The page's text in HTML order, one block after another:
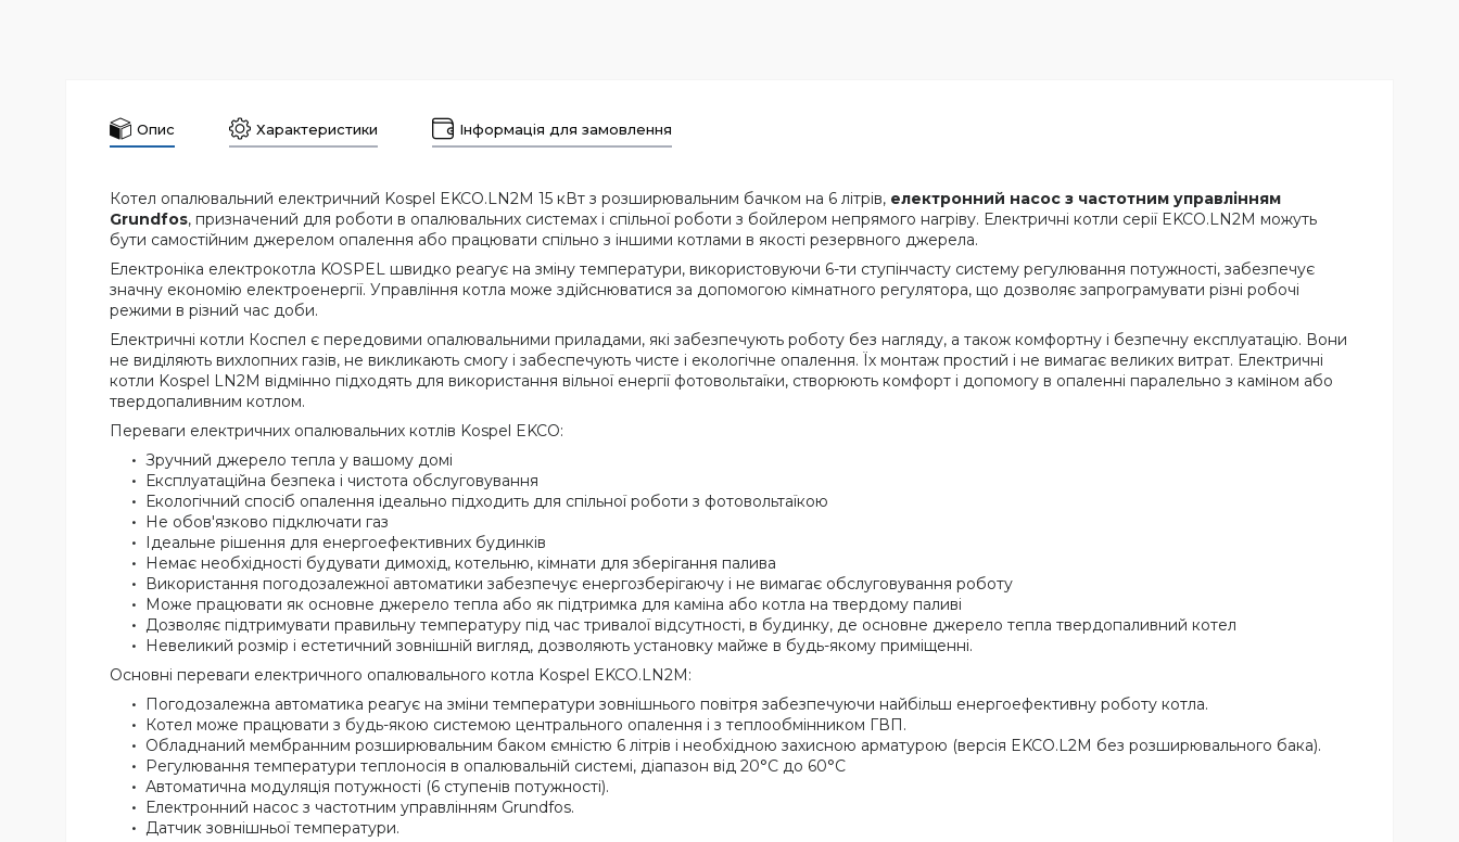
Опис Характеристики Інформація для замовлення
Котел опалювальний електричний Kospel EKCO.LN2M 15 кВт з розширювальним бачком на 6 літрів, електронний насос з частотним управлінням
Grundfos, призначений для роботи в опалювальних системах і спільної роботи з бойлером непрямого нагріву. Електричні котли серії EKCO.LN2M можуть
бути самостійним джерелом опалення або працювати спільно з іншими котлами в якості резервного джерела.
Електроніка електрокотла KOSPEL швидко реагує на зміну температури, використовуючи 6-ти ступінчасту систему регулювання потужності, забезпечує
значну економію електроенергії. Управління котла може здійснюватися за допомогою кімнатного регулятора, що дозволяє запрограмувати різні робочі
режими в різний час доби.
Електричні котли Коспел є передовими опалювальними приладами, які забезпечують роботу без нагляду, а також комфортну і безпечну експлуатацію. Вони
не виділяють вихлопних газів, не викликають смогу і забеспечують чисте і екологічне опалення. Їх монтаж простий і не вимагає великих витрат. Електричні
котли Kospel LN2M відмінно підходять для використання вільної енергії фотовольтаїки, створюють комфорт і допомогу в опаленні паралельно з каміном або
твердопаливним котлом.
Переваги електричних опалювальних котлів Kospel EKCO:
Зручний джерело тепла у вашому домі
Експлуатаційна безпека і чистота обслуговування
Екологічний спосіб опалення ідеально підходить для спільної роботи з фотовольтаїкою
Не обов'язково підключати газ
Ідеальне рішення для енергоефективних будинків
Немає необхідності будувати димохід, котельню, кімнати для зберігання палива
Використання погодозалежної автоматики забезпечує енергозберігаючу і не вимагає обслуговування роботу
Може працювати як основне джерело тепла або як підтримка для каміна або котла на твердому паливі
Дозволяє підтримувати правильну температуру під час тривалої відсутності, в будинку, де основне джерело тепла твердопаливний котел
Невеликий розмір і естетичний зовнішній вигляд, дозволяють установку майже в будь-якому приміщенні.
Основні переваги електричного опалювального котла Kospel EKCO.LN2M:
Погодозалежна автоматика реагує на зміни температури зовнішнього повітря забезпечуючи найбільш енергоефективну роботу котла.
Котел може працювати з будь-якою системою центрального опалення і з теплообмінником ГВП.
Обладнаний мембранним розширювальним баком ємністю 6 літрів і необхідною захисною арматурою (версія EKCO.L2M без розширювального бака).
Регулювання температури теплоносія в опалювальній системі, діапазон від 20°C до 60°C
Автоматична модуляція потужності (6 ступенів потужності).
Електронний насос з частотним управлінням Grundfos.
Датчик зовнішньої температури.